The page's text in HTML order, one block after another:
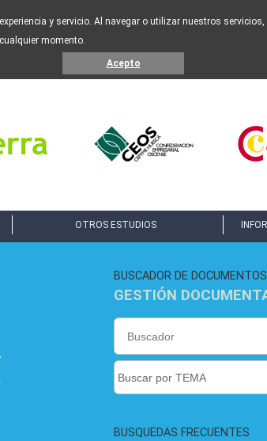
y servicio. Al navegar o utilizar nuestros
momento.
Acepto
OTROS ESTUDIOS
BUSCADOR DE DOCUMENTOS
GESTIÓN
BUSQUEDAS FRECUENTES